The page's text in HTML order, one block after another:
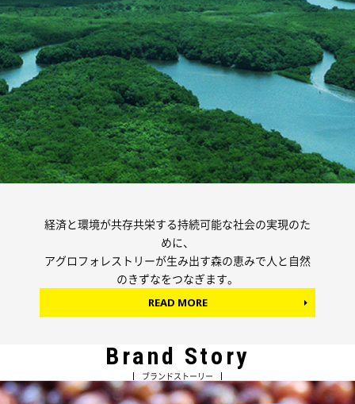
経済と環境が共存共栄する持続可能な社会の実現のた
めに、
アグロフォレストリーが生み出す森の恵みで人と自然
のきずなをつなぎます。
READ MORE
Brand Story
ブランドストーリー